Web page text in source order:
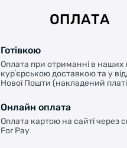
ОПЛАТА
Готівкою
Оплата при отриманні в наших
курʼєрською доставкою та у
Нової Пошти (накладений
Онлайн оплата
Оплата картою на сайті через
For Pay